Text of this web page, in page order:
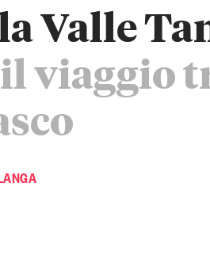
Valle
viaggio